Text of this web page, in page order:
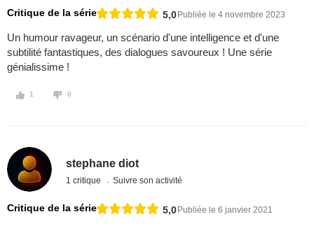
Critique de la série 5,0Publiée le 4 novembre 2023
Un humour ravageur, un scénario d'une intelligence et d'une
subtilité fantastiques, des dialogues savoureux ! Une série
génialissime !
1 0
stephane diot
1 critique Suivre son activité
Critique de la série 5,0Publiée le 6 janvier 2021